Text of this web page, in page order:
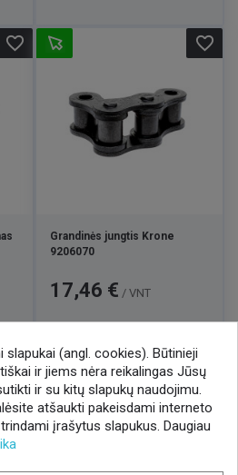
favorite_border
Grandinės jungtis Krone
9206070
Kaina
17,46 € / VNT
favorite_border
2 
(angl. cookies). Būtinieji
ir jiems nėra reikalingas Jūsų
ir su kitų slapukų naudojimu.
atšaukti pakeisdami interneto
įrašytus slapukus. Daugiau